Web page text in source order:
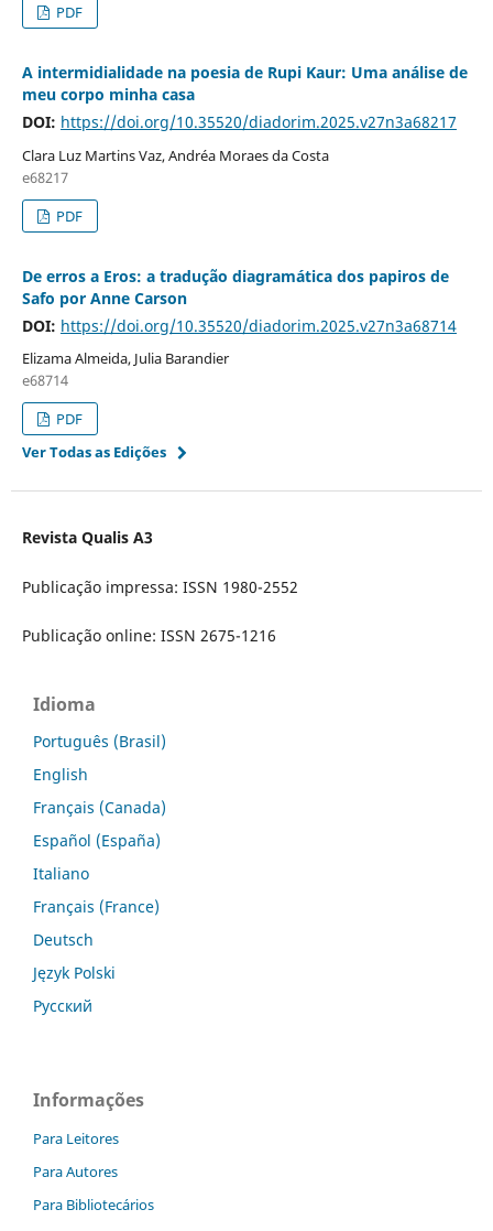
PDF
A intermidialidade na poesia de Rupi Kaur: Uma análise de
meu corpo minha casa
DOI: https://doi.org/10.35520/diadorim.2025.v27n3a68217
Clara Luz Martins Vaz, Andréa Moraes da Costa
e68217
PDF
De erros a Eros: a tradução diagramática dos papiros de
Safo por Anne Carson
DOI: https://doi.org/10.35520/diadorim.2025.v27n3a68714
Elizama Almeida, Julia Barandier
e68714
PDF
Ver Todas as Edições
Revista Qualis A3
Publicação impressa: ISSN 1980-2552
Publicação online: ISSN 2675-1216
Idioma
Português (Brasil)
English
Français (Canada)
Español (España)
Italiano
Français (France)
Deutsch
Język Polski
Русский
Informações
Para Leitores
Para Autores
Para Bibliotecários